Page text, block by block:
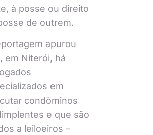
à posse ou direito
de outrem.
apurou
em Niterói, há
em
condôminos
e que são
a leiloeiros –